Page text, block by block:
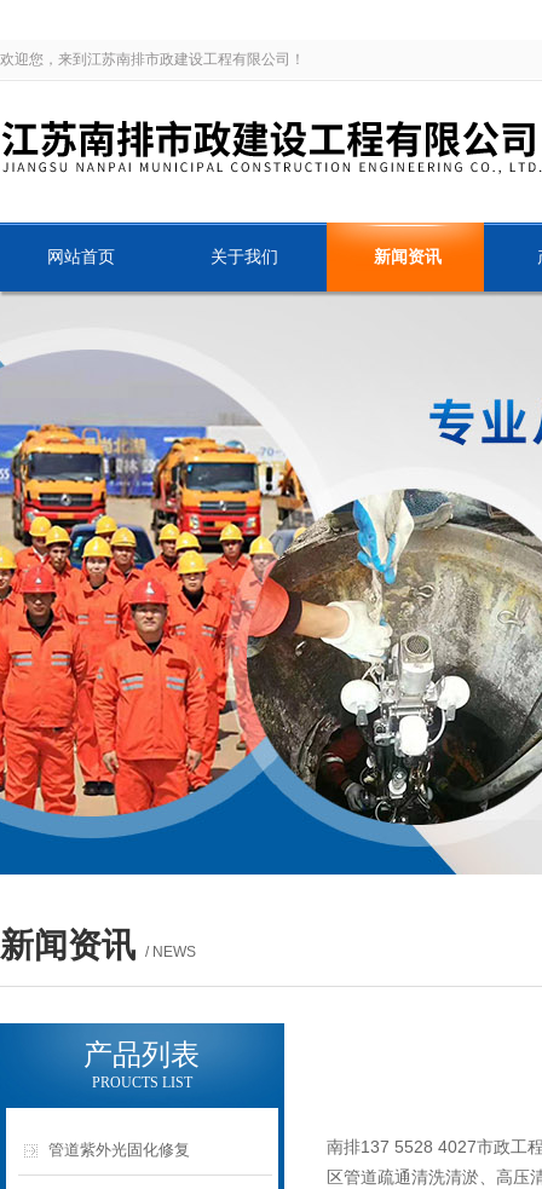
欢迎您，来到江苏南排市政建设工程有限公司！
网站首页 关于我们 新闻资讯
新闻资讯 / NEWS
产品列表
PROUCTS LIST
管道紫外光固化修复 南排137 5528 4027市政工
区管道疏通清洗清淤、 高压